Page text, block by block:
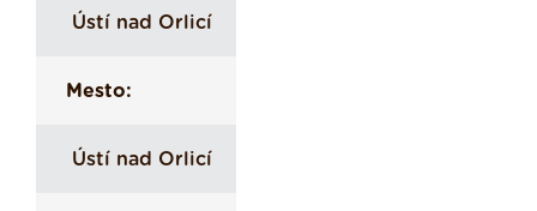
Ústí nad Orlicí
Mesto:
Ústí nad Orlicí